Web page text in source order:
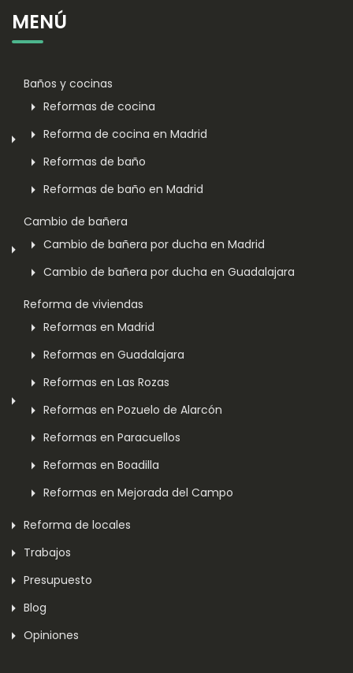
MENÚ
Baños y cocinas
Reformas de cocina
Reforma de cocina en Madrid
Reformas de baño
Reformas de baño en Madrid
Cambio de bañera
Cambio de bañera por ducha en Madrid
Cambio de bañera por ducha en Guadalajara
Reforma de viviendas
Reformas en Madrid
Reformas en Guadalajara
Reformas en Las Rozas
Reformas en Pozuelo de Alarcón
Reformas en Paracuellos
Reformas en Boadilla
Reformas en Mejorada del Campo
Reforma de locales
Trabajos
Presupuesto
Blog
Opiniones